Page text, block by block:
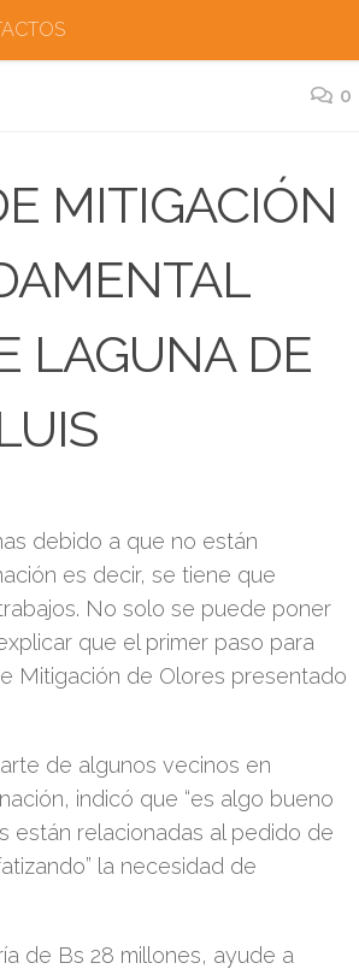
0
MITIGACIÓN
LAGUNA DE
debido a que no están
es decir, se tiene que
No solo se puede poner
que el primer paso para
Mitigación de Olores presentado
de algunos vecinos en
indicó que “es algo bueno
están relacionadas al pedido de
la necesidad de
de Bs 28 millones, ayude a